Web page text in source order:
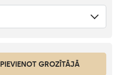
PIEVIENOT GROZĪTĀJĀ